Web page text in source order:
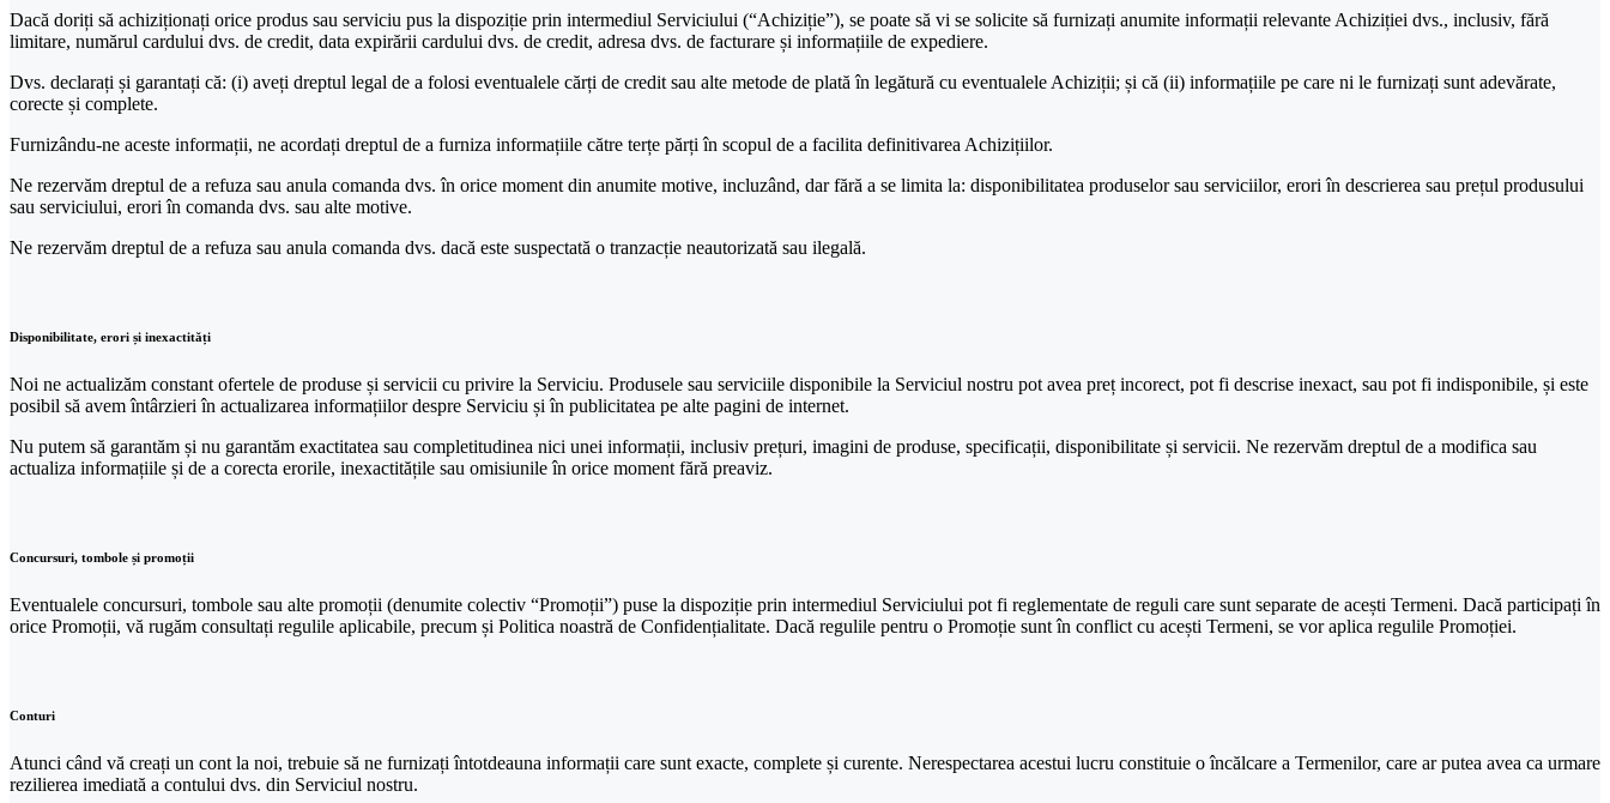
Dacă doriți să achiziționați orice produs sau serviciu pus la dispoziție prin intermediul Serviciului (“Achiziție”), se poate să vi se solicite să furnizați anumite informații relevante Achiziției dvs., inclusiv, fără
limitare, numărul cardului dvs. de credit, data expirării cardului dvs. de credit, adresa dvs. de facturare și informațiile de expediere.
Dvs. declarați și garantați că: (i) aveți dreptul legal de a folosi eventualele cărți de credit sau alte metode de plată în legătură cu eventualele Achiziții; și că (ii) informațiile pe care ni le furnizați sunt adevărate,
corecte și complete.
Furnizându-ne aceste informații, ne acordați dreptul de a furniza informațiile către terțe părți în scopul de a facilita definitivarea Achizițiilor.
Ne rezervăm dreptul de a refuza sau anula comanda dvs. în orice moment din anumite motive, incluzând, dar fără a se limita la: disponibilitatea produselor sau serviciilor, erori în descrierea sau prețul produsului
sau serviciului, erori în comanda dvs. sau alte motive.
Ne rezervăm dreptul de a refuza sau anula comanda dvs. dacă este suspectată o tranzacție neautorizată sau ilegală.
Disponibilitate, erori și inexactități
Noi ne actualizăm constant ofertele de produse și servicii cu privire la Serviciu. Produsele sau serviciile disponibile la Serviciul nostru pot avea preț incorect, pot fi descrise inexact, sau pot fi indisponibile, și este
posibil să avem întârzieri în actualizarea informațiilor despre Serviciu și în publicitatea pe alte pagini de internet.
Nu putem să garantăm și nu garantăm exactitatea sau completitudinea nici unei informații, inclusiv prețuri, imagini de produse, specificații, disponibilitate și servicii. Ne rezervăm dreptul de a modifica sau
actualiza informațiile și de a corecta erorile, inexactitățile sau omisiunile în orice moment fără preaviz.
Concursuri, tombole și promoții
Eventualele concursuri, tombole sau alte promoții (denumite colectiv “Promoții”) puse la dispoziție prin intermediul Serviciului pot fi reglementate de reguli care sunt separate de acești Termeni. Dacă participați în
orice Promoții, vă rugăm consultați regulile aplicabile, precum și Politica noastră de Confidențialitate. Dacă regulile pentru o Promoție sunt în conflict cu acești Termeni, se vor aplica regulile Promoției.
Conturi
Atunci când vă creați un cont la noi, trebuie să ne furnizați întotdeauna informații care sunt exacte, complete și curente. Nerespectarea acestui lucru constituie o încălcare a Termenilor, care ar putea avea ca urmare
rezilierea imediată a contului dvs. din Serviciul nostru.